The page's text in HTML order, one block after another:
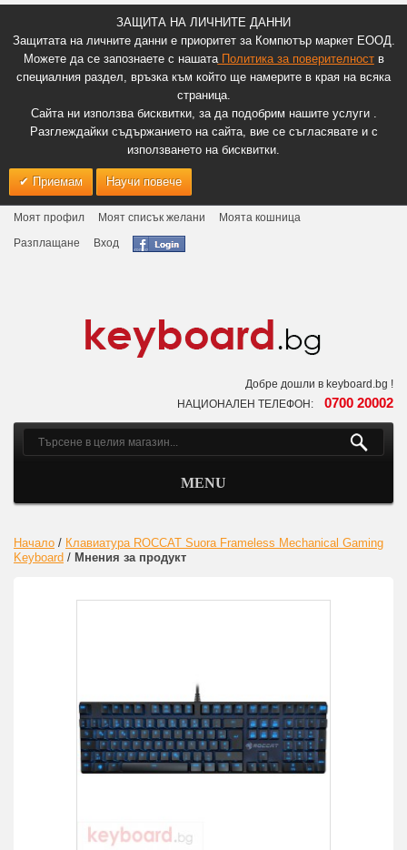
ЗАЩИТА НА ЛИЧНИТЕ ДАННИ
Защитата на личните данни е приоритет за Компютър маркет ЕООД.
Можете да се запознаете с нашатаПолитика за поверителноств
специалния раздел, връзка към който ще намерите в края на всяка
страница.
Сайта ни използва бисквитки, за да подобрим нашите услуги .
Разглеждайки съдържанието на сайта, вие се съгласявате и с
използването на бисквитки.
Приемам Научи повече
Моят профил Моят списък желани
Моята кошница
Разплащане
Вход
Добре дошли в keyboard.bg !
НАЦИОНАЛЕН ТЕЛЕФОН: 0700 20002
MENU
Начало / Клавиатура ROCCAT Suora Frameless Mechanical Gaming
Keyboard / Мнения за продукт